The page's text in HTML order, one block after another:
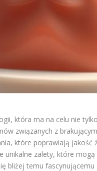
która ma na celu nie
związanych z
które poprawiają jakość
zalety, które
bliżej temu